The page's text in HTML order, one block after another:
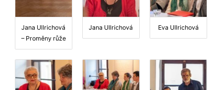
Jana Ullrichová
– Proměny růže
Jana Ullrichová Eva Ullrichová